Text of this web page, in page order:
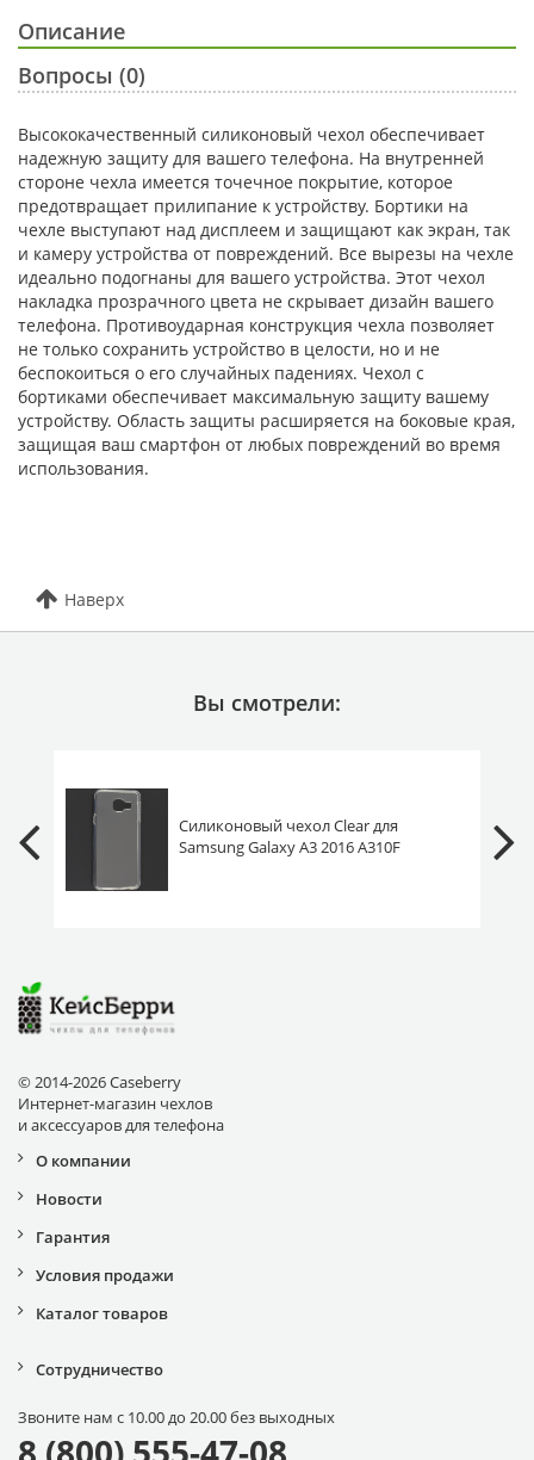
Описание
Вопросы (0)
Высококачественный силиконовый чехол обеспечивает
надежную защиту для вашего телефона. На внутренней
стороне чехла имеется точечное покрытие, которое
предотвращает прилипание к устройству. Бортики на
чехле выступают над дисплеем и защищают как экран, так
и камеру устройства от повреждений. Все вырезы на чехле
идеально подогнаны для вашего устройства. Этот чехол
накладка прозрачного цвета не скрывает дизайн вашего
телефона. Противоударная конструкция чехла позволяет
не только сохранить устройство в целости, но и не
беспокоиться о его случайных падениях. Чехол с
бортиками обеспечивает максимальную защиту вашему
устройству. Область защиты расширяется на боковые края,
защищая ваш смартфон от любых повреждений во время
использования.
Наверх
Вы смотрели:
Силиконовый чехол Clear для
Samsung Galaxy A3 2016 A310F
© 2014-2026 Caseberry
Интернет-магазин чехлов
и аксессуаров для телефона
О компании
Новости
Гарантия
Условия продажи
Каталог товаров
Сотрудничество
Звоните нам с 10.00 до 20.00 без выходных